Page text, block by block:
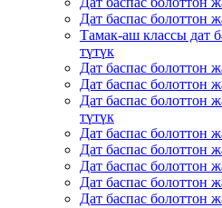
Дат баспас болоттон
Тамак-аш классы дат
түтүк
Дат баспас болоттон
Дат баспас болоттон
Дат баспас болоттон
түтүк
Дат баспас болоттон
Дат баспас болоттон
Дат баспас болоттон
Дат баспас болоттон
Дат баспас болоттон